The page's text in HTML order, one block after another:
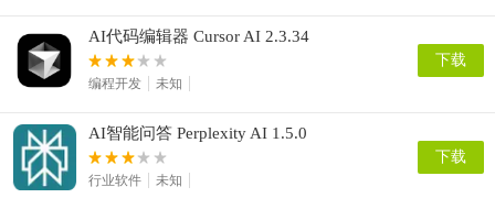
AI代码编辑器 Cursor AI 2.3.34
编程开发 未知
下载
AI智能问答 Perplexity AI 1.5.0
行业软件 未知
下载